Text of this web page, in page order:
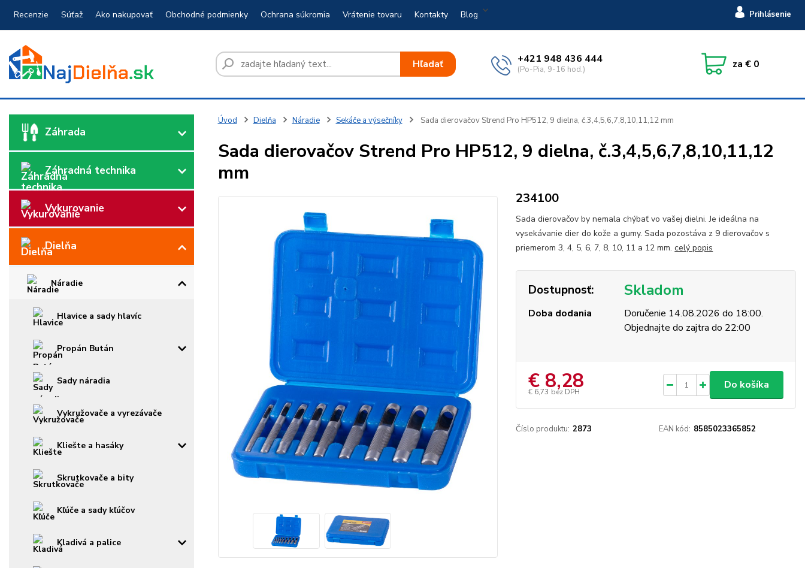
Recenzie Súťaž Ako nakupovať Obchodné podmienky Ochrana súkromia Vrátenie tovaru Kontakty Blog Prihlásenie
Hľadať +421 948 436 444
(Po-Pia, 9-16 hod.) za € 0
Záhrada
Záhradná technika
Vykurovanie
Dielňa
Náradie
Hlavice a sady hlavíc
Propán Bután
Sady náradia
Vykružovače a vyrezávače
Kliešte a hasáky
Skrutkovače a bity
Kľúče a sady kľúčov
Kladivá a palice
Úvod Dielňa Náradie Sekáče a výsečníky Sada dierovačov Strend Pro HP512, 9 dielna, č.3,4,5,6,7,8,10,11,12 mm
Sada dierovačov Strend Pro HP512, 9 dielna, č.3,4,5,6,7,8,10,11,12
mm
234100
Sada dierovačov by nemala chýbať vo vašej dielni. Je ideálna na
vysekávanie dier do kože a gumy. Sada pozostáva z 9 dierovačov s
priemerom 3, 4, 5, 6, 7, 8, 10, 11 a 12 mm.celý popis
Dostupnosť: Skladom
Doba dodania
Doručenie 14.08.2026 do 18:00.
Objednajte do zajtra do 22:00
€ 8,28
€ 6,73 bez DPH
Do košíka
Číslo produktu: 2873 EAN kód: 8585023365852